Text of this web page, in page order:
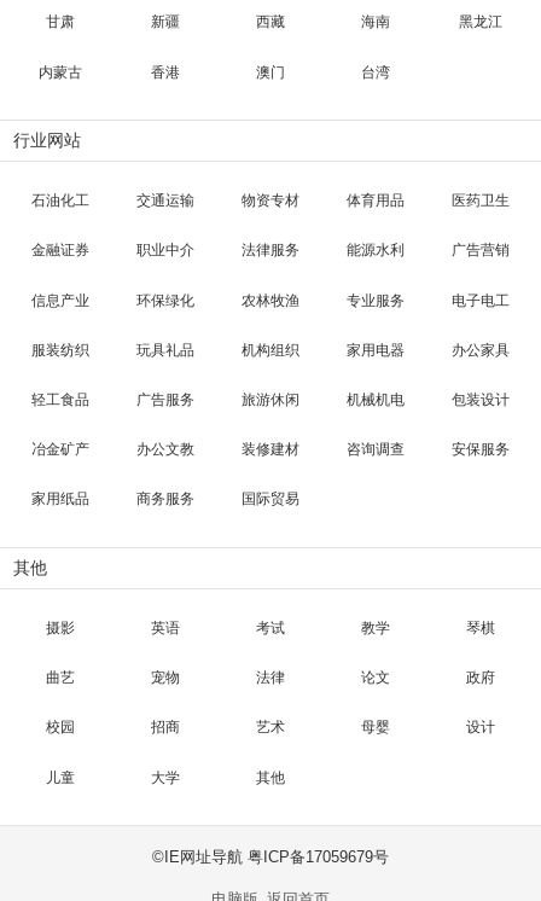
甘肃 新疆 西藏 海南 黑龙江
内蒙古 香港 澳门 台湾
行业网站
石油化工 交通运输 物资专材 体育用品 医药卫生
金融证券 职业中介 法律服务 能源水利 广告营销
信息产业 环保绿化 农林牧渔 专业服务 电子电工
服装纺织 玩具礼品 机构组织 家用电器 办公家具
轻工食品 广告服务 旅游休闲 机械机电 包装设计
冶金矿产 办公文教 装修建材 咨询调查 安保服务
家用纸品 商务服务 国际贸易
其他
摄影 英语 考试 教学 琴棋
曲艺 宠物 法律 论文 政府
校园 招商 艺术 母婴 设计
儿童 大学 其他
©IE网址导航 粤ICP备17059679号